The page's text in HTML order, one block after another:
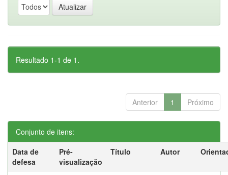
Resultado 1-1 de 1.
Anterior 1 Próximo
Conjunto de itens:
Data de
defesa
Pré-
visualização
Título Autor